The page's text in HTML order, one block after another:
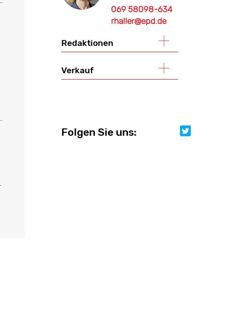
069 58098-634
rhaller@epd.de
Redaktionen
Verkauf
Folgen Sie uns:
Folgen Sie uns: